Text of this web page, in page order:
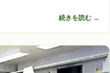
続きを読む →